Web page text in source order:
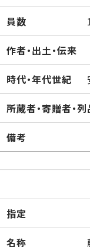
員数
作者・出土・伝来
時代・年代世紀
所蔵者・寄贈者・
備考
指定
名称